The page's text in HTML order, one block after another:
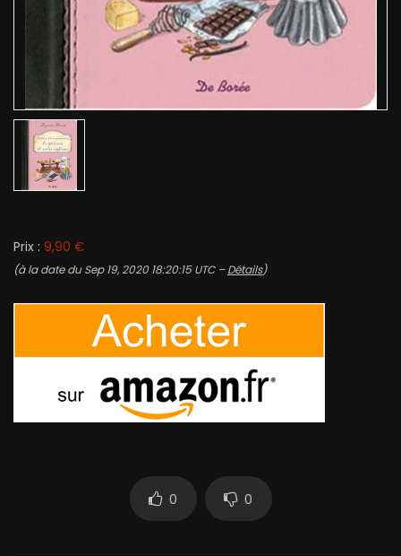
Prix : 9,90 €
(à la date du Sep 19, 2020 18:20:15 UTC –Détails)
0 0